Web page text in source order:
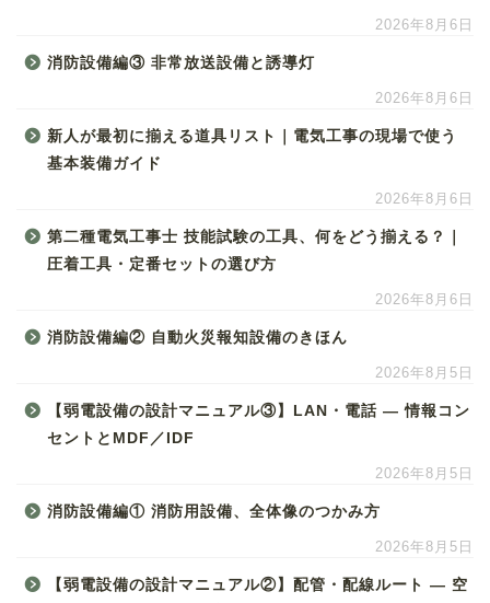
2026年8月6日
消防設備編③ 非常放送設備と誘導灯
2026年8月6日
新人が最初に揃える道具リスト｜電気工事の現場で使う
基本装備ガイド
2026年8月6日
第二種電気工事士 技能試験の工具、何をどう揃える？｜
圧着工具・定番セットの選び方
2026年8月6日
消防設備編② 自動火災報知設備のきほん
2026年8月5日
【弱電設備の設計マニュアル③】LAN・電話 ― 情報コン
セントとMDF／IDF
2026年8月5日
消防設備編① 消防用設備、全体像のつかみ方
2026年8月5日
【弱電設備の設計マニュアル②】配管・配線ルート ― 空